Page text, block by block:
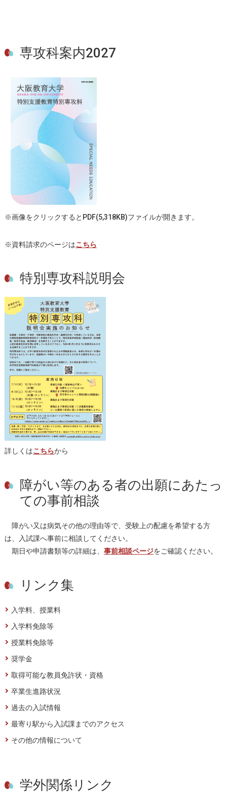
専攻科案内2027
※画像をクリックするとPDF(5,318KB)ファイルが開きます。
※資料請求のページはこちら
特別専攻科説明会
詳しくはこちらから
障がい等のある者の出願にあたっ
ての事前相談
障がい又は病気その他の理由等で、受験上の配慮を希望する方
は、入試課へ事前に相談してください。
期日や申請書類等の詳細は、 事前相談ページをご確認ください。
リンク集
入学料、授業料
入学料免除等
授業料免除等
奨学金
取得可能な教員免許状・資格
卒業生進路状況
過去の入試情報
最寄り駅から入試課までのアクセス
その他の情報について
学外関係リンク